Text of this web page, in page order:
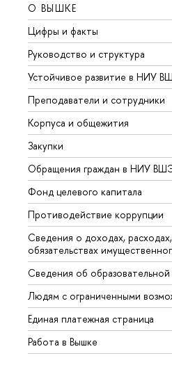
О ВЫШКЕ
Цифры и факты
Руководство и структура
Устойчивое развитие в НИУ
Преподаватели и сотрудники
Корпуса и общежития
Закупки
Обращения граждан в НИУ
Фонд целевого капитала
Противодействие коррупции
Сведения о доходах,
обязательствах
Сведения об образовательной
Людям с ограниченными
Единая платежная страница
Работа в Вышке